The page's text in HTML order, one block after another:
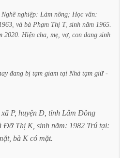
Nghề nghiệp: Làm nông; Học vấn:
1963, và bà Phạm Thị T, sinh năm 1965.
2020. Hiện cha, mẹ, vợ, con đang sinh
đang bị tạm giam tại Nhà tạm giữ -
xã P, huyện Đ, tỉnh Lâm Đồng
Đỡ Thị K, sinh năm: 1982 Trú tại:
bà K có mặt.